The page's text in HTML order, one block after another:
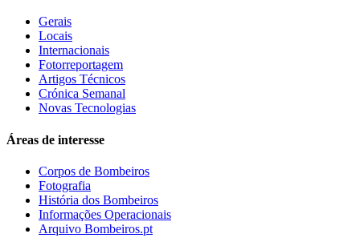
Gerais
Locais
Internacionais
Fotorreportagem
Artigos Técnicos
Crónica Semanal
Novas Tecnologias
Áreas de interesse
Corpos de Bombeiros
Fotografia
História dos Bombeiros
Informações Operacionais
Arquivo Bombeiros.pt